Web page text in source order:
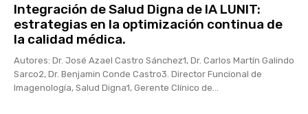
Integración de Salud Digna de IA LUNIT:
estrategias en la optimización continua de
la calidad médica.
Autores: Dr. José Azael Castro Sánchez1, Dr. Carlos Martín Galindo
Sarco2, Dr. Benjamin Conde Castro3. Director Funcional de
Imagenología, Salud Digna1, Gerente Clínico de...